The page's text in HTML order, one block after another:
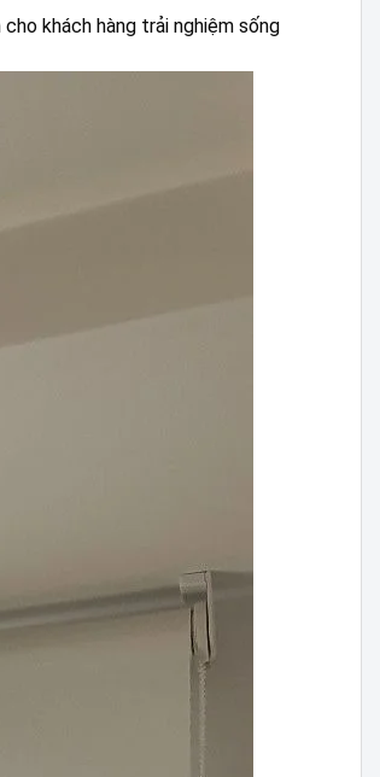
khách hàng trải nghiệm sống